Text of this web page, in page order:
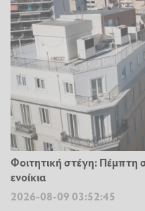
Φοιτητική στέγη: Πέμπτη
ενοίκια
2026-08-09 03:52:45